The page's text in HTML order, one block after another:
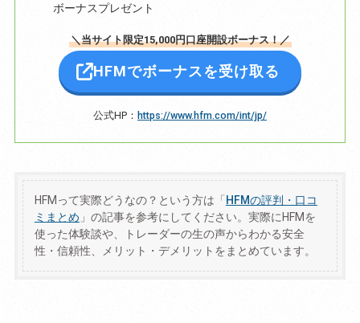
ボーナスプレゼント
＼当サイト限定15,000円口座開設ボーナス！／
HFMでボーナスを受け取る
公式HP： https://www.hfm.com/int/jp/
HFMって実際どうなの？という方は「HFMの評判・口コ
ミまとめ 」の記事を参考にしてください。実際にHFMを
使った体験談や、トレーダーの生の声からわかる安全
性・信頼性、メリット・デメリットをまとめています。